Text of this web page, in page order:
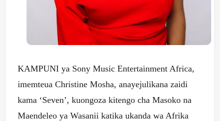
KAMPUNI ya Sony Music Entertainment Africa,
imemteua Christine Mosha, anayejulikana zaidi
kama ‘Seven’, kuongoza kitengo cha Masoko na
Maendeleo ya Wasanii katika ukanda wa Afrika